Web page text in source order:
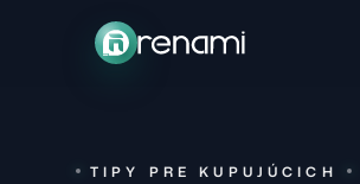
TIPY PRE KUPUJÚCICH